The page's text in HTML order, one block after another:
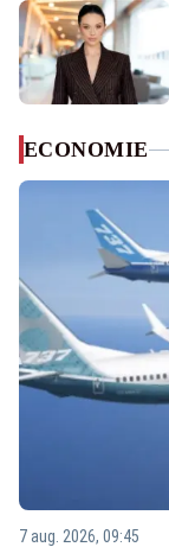
ECONOMIE
7 aug. 2026, 09:45